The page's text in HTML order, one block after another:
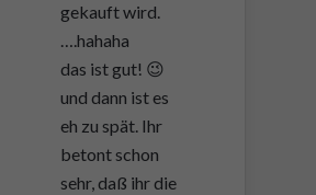
gekauft wird.
….hahaha
das ist gut! 😉
und dann ist es
eh zu spät. Ihr
betont schon
sehr, daß ihr die